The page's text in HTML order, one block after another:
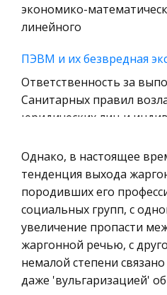
Охрана природы,
Природопользование
Военная кафедра
Социология
Страховое право
Экономика и Финансы
Химия
Металлургия
Микроэкономика,
Историческая
экономико-
линейного
ПЭВМ и их безвредная
Ответственность за
Санитарных правил
юридических лиц и
разработку,
ПЭВМ, производстве
Русская Правда
Освещение всех
работы я буду
использования текста
исторической
Однако, в настоящее
тенденция выхода
породивших его
социальных групп, с
увеличение пропасти
жаргонной речью, с
немалой степени
даже 'вульгаризацией'